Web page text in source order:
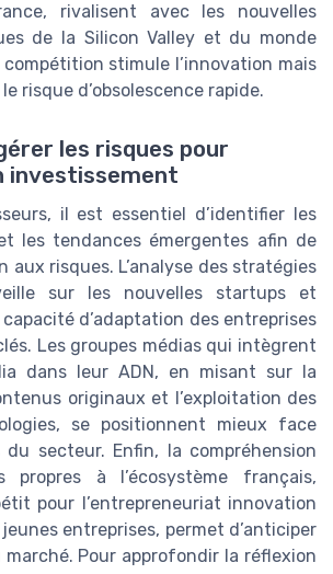
rivalisent avec les nouvelles
de la Silicon Valley et du monde
stimule l’innovation mais
risque d’obsolescence rapide.
les risques pour
investissement
il est essentiel d’identifier les
les tendances émergentes afin de
aux risques. L’analyse des stratégies
sur les nouvelles startups et
capacité d’adaptation des entreprises
Les groupes médias qui intègrent
dans leur ADN, en misant sur la
originaux et l’exploitation des
se positionnent mieux face
secteur. Enfin, la compréhension
propres à l’écosystème français,
pour l’entrepreneuriat innovation
entreprises, permet d’anticiper
marché. Pour approfondir la réflexion